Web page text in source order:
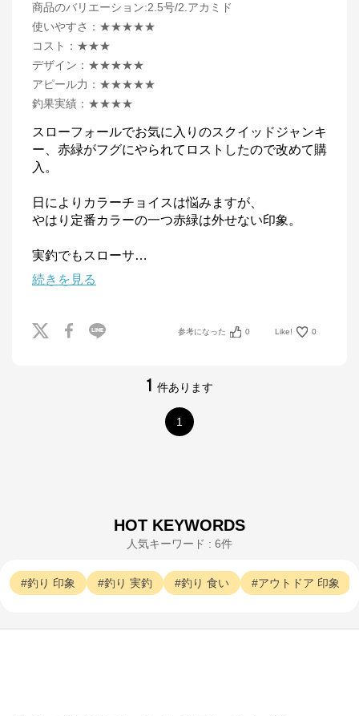
商品のバリエーション:2.5号/2.アカミド
使いやすさ ： ★★★★★
コスト ： ★★★
デザイン ： ★★★★★
アピール力 ： ★★★★★
釣果実績 ： ★★★★
スローフォールでお気に入りのスクイッドジャンキ
ー、赤緑がフグにやられてロストしたので改めて購
入。
日によりカラーチョイスは悩みますが、
やはり定番カラーの一つ赤緑は外せない印象。
実釣でもスローサ…
続きを見る
参考になった 0 Like! 0
1 件あります
1
HOT KEYWORDS
人気キーワード : 6件
釣り 印象 釣り 実釣 釣り 食い アウトドア 印象